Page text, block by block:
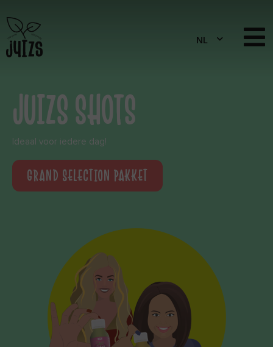
JUIZS SHOTS
Ideaal voor iedere dag!
GRAND SELECTION PAKKET